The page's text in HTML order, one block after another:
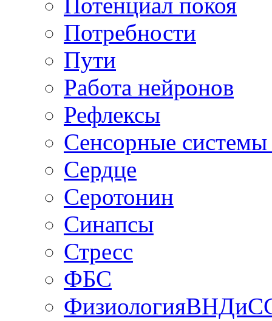
Потребности
Пути
Работа нейронов
Рефлексы
Сенсорные системы
Сердце
Серотонин
Синапсы
Стресс
ФБС